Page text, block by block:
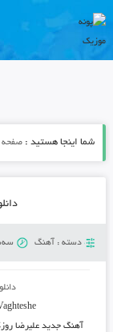
شما اینجا هستید : صفحه
دسته : آهنگ سه‌شنبه
آهنگ جدیدعلیرضا